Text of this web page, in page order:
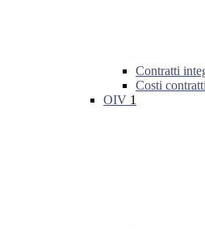
Contratti
Costi
OIV 1